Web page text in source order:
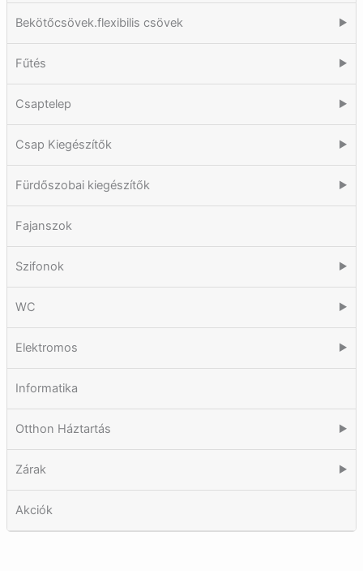
Bekötőcsövek.flexibilis csövek ▶
Fűtés ▶
Csaptelep ▶
Csap Kiegészítők ▶
Fürdőszobai kiegészítők ▶
Fajanszok
Szifonok ▶
WC ▶
Elektromos ▶
Informatika
Otthon Háztartás ▶
Zárak ▶
Akciók